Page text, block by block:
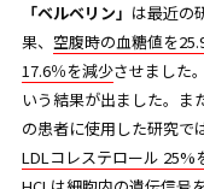
「ベルベリン」 は最近の
果、 空腹時の血糖値を
17.6％を減少させました
いう結果が出ました。ま
の患者に使用した研究で
LDLコレステロール 25%